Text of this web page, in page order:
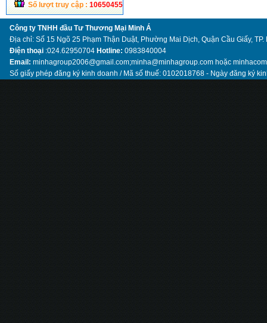
Số lượt truy cập : 10650455
Công ty TNHH đầu Tư Thương Mại Minh Á
Địa chỉ: Số 15 Ngõ 25 Phạm Thận Duật, Phường Mai Dịch, Quận Cầu Giấy, TP.
Điện thoại :024.62950704 Hotline: 0983840004
Email: minhagroup2006@gmail.com;minha@minhagroup.com hoặc
Số giấy phép đăng ký kinh doanh / Mã số thuế: 0102018768 - Ngày đăng ký